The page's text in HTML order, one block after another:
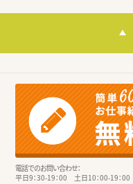
電話でのお問い合わせ：
平日9：30-19：00 土日10：00-19：00